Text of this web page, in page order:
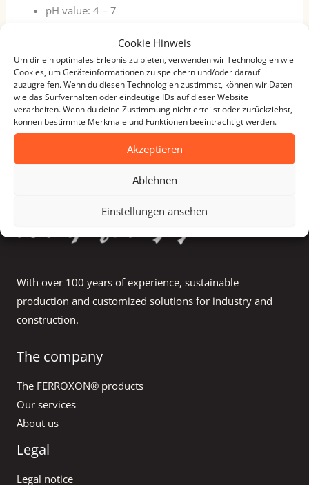
Cookie Hinweis
Um dir ein optimales Erlebnis zu bieten, verwenden wir Technologien wie
Cookies, um Geräteinformationen zu speichern und/oder darauf
zuzugreifen. Wenn du diesen Technologien zustimmst, können wir Daten
wie das Surfverhalten oder eindeutige IDs auf dieser Website
verarbeiten. Wenn du deine Zustimmung nicht erteilst oder zurückziehst,
können bestimmte Merkmale und Funktionen beeinträchtigt werden.
Akzeptieren
Ablehnen
Einstellungen ansehen
pH value: 4 – 7
Volatile components at 105 °C: max. 0.5 wt.%
Sieve residue 40 μm: max. 0.1 wt.%
Recently Viewed Products
With over 100 years of experience, sustainable
production and customized solutions for industry and
construction.
The company
The FERROXON® products
Our services
About us
Legal
Legal notice